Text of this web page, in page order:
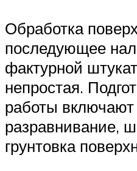
Обработка
последующее
фактурной
непростая.
работы включают
разравнивание,
грунтовка